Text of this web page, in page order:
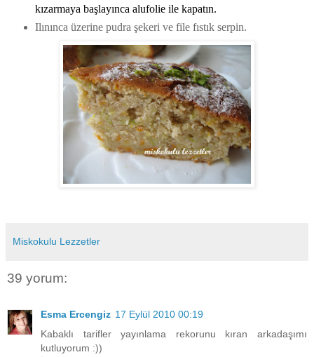
kızarmaya başlayınca alufolie ile kapatın.
Ilınınca üzerine pudra şekeri ve file fıstık serpin.
Miskokulu Lezzetler
39 yorum:
Esma Ercengiz 17 Eylül 2010 00:19
Kabaklı tarifler yayınlama rekorunu kıran arkadaşımı
kutluyorum :))